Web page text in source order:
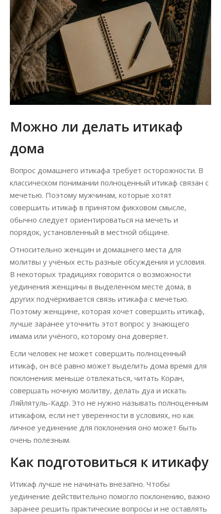
Можно ли делать итикаф
дома
Вопрос домашнего итикафа требует осторожности. В
классическом понимании полноценный итикаф связан с
мечетью. Поэтому мужчинам, которые хотят
совершить итикаф в принятом фикховом смысле,
обычно следует ориентироваться на мечеть и
порядок, установленный в местной общине.
Относительно женщин и домашнего места для
молитвы у учёных есть разные обсуждения и условия.
В некоторых традициях говорится о возможности
уединения женщины в выделенном месте дома, в
других подчёркивается связь итикафа с мечетью.
Поэтому женщине, которая хочет совершить итикаф,
лучше заранее уточнить этот вопрос у знающего
имама или учёного, которому она доверяет.
Если человек не может совершить полноценный
итикаф, он всё равно может выделить дома время для
поклонения: меньше отвлекаться, читать Коран,
совершать ночную молитву, делать дуа и искать
Ляйлятуль-Кадр. Это не нужно называть полноценным
итикафом, если нет уверенности в условиях, но как
личное уединение для поклонения оно может быть
очень полезным.
Как подготовиться к итикафу
Итикаф лучше не начинать внезапно. Чтобы
уединение действительно помогло поклонению, важно
заранее решить практические вопросы и не оставлять